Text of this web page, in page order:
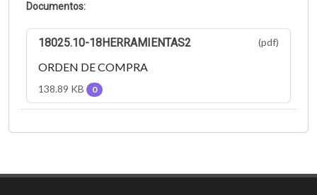
Documentos:
18025.10-18HERRAMIENTAS2 (pdf)
ORDEN DE COMPRA
138.89 KB 0